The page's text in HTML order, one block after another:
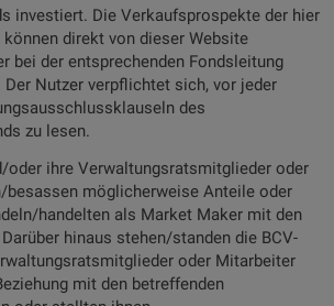
investiert. Die Verkaufsprospekte der hier
direkt von dieser Website
bei der entsprechenden Fondsleitung
Der Nutzer verpflichtet sich, vor jeder
des
zu lesen.
oder ihre Verwaltungsratsmitglieder oder
besassen möglicherweise Anteile oder
handelten als Market Maker mit den
hinaus stehen/standen die BCV-
oder Mitarbeiter
mit den betreffenden